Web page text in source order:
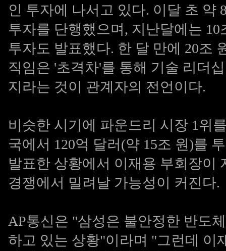
인 투자에 나서고 있다. 이달 초 약
투자를 단행했으며, 지난달에는
투자도 발표했다. 한 달 만에 20조
직임은 '초격차'를 통해 기술 리더
지라는 것이 관계자의 전언이다.
비슷한 시기에 파운드리 시장 1위
국에서 120억 달러(약 15조 원)를
발표한 상황에서 이재용 부회장이
경쟁에서 밀려날 가능성이 커진다.
AP통신은 "삼성은 불안정한 반도
하고 있는 상황"이라며 "그런데 이